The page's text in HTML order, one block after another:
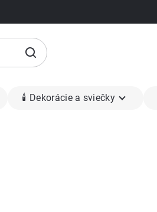
🕯 Dekorácie a sviečky